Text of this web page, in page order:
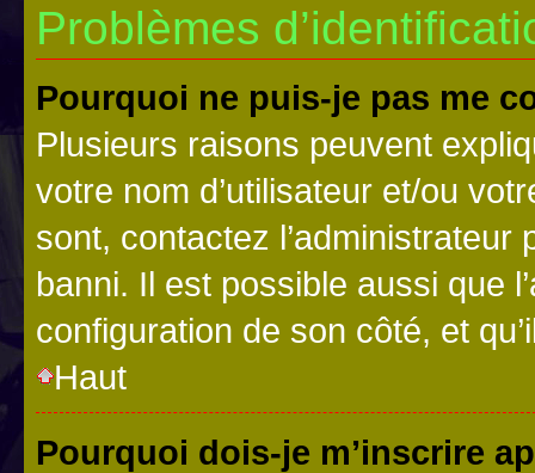
Problèmes
Pourquoi ne puis-je pas me
Plusieurs raisons peuvent
votre nom d’utilisateur et/ou
sont, contactez l’administrateur
banni. Il est possible aussi que
configuration de son côté, et
Haut
Pourquoi dois-je m’inscrire